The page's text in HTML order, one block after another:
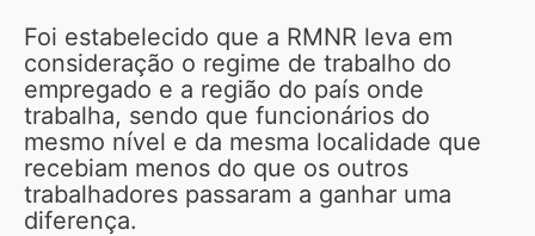
Foi estabelecido que a RMNR leva em
consideração o regime de trabalho do
empregado e a região do país onde
trabalha, sendo que funcionários do
mesmo nível e da mesma localidade que
recebiam menos do que os outros
trabalhadores passaram a ganhar uma
diferença.